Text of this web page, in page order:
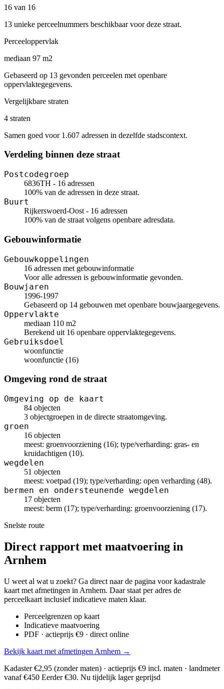
16 van 16
13 unieke perceelnummers beschikbaar voor deze straat.
Perceeloppervlak
mediaan 97 m2
Gebaseerd op 13 gevonden perceelen met openbare
oppervlaktegegevens.
Vergelijkbare straten
4 straten
Samen goed voor 1.607 adressen in dezelfde stadscontext.
Verdeling binnen deze straat
Postcodegroep
6836TH - 16 adressen
100% van de adressen in deze straat.
Buurt
Rijkerswoerd-Oost - 16 adressen
100% van de straat volgens openbare adresdata.
Gebouwinformatie
Gebouwkoppelingen
16 adressen met gebouwinformatie
Voor alle adressen is gebouwinformatie gevonden.
Bouwjaren
1996-1997
Gebaseerd op 14 gebouwen met openbare bouwjaargegevens.
Oppervlakte
mediaan 110 m2
Berekend uit 16 openbare oppervlaktegegevens.
Gebruiksdoel
woonfunctie
woonfunctie (16)
Omgeving rond de straat
Omgeving op de kaart
84 objecten
3 objectgroepen in de directe straatomgeving.
groen
16 objecten
meest: groenvoorziening (16); type/verharding: gras- en
kruidachtigen (10).
wegdelen
51 objecten
meest: voetpad (19); type/verharding: open verharding (48).
bermen en ondersteunende wegdelen
17 objecten
meest: berm (17); type/verharding: groenvoorziening (17).
Snelste route
Direct rapport met maatvoering in
Arnhem
U weet al wat u zoekt? Ga direct naar de pagina voor kadastrale
kaart met afmetingen in Arnhem. Daar staat per adres de
perceelkaart inclusief indicatieve maten klaar.
Perceelgrenzen op kaart
Indicatieve maatvoering
PDF · actieprijs €9 · direct online
Bekijk kaart met afmetingen Arnhem →
Kadaster €2,95 (zonder maten) · actieprijs €9 incl. maten · landmeter
vanaf €450 Eerder €30. Nu tijdelijk lager geprijsd